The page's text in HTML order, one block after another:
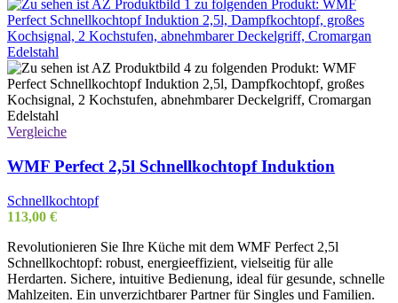
Vergleiche
WMF Perfect 2,5l Schnellkochtopf Induktion
Schnellkochtopf
113,00 €
Revolutionieren Sie Ihre Küche mit dem WMF Perfect 2,5l
Schnellkochtopf: robust, energieeffizient, vielseitig für alle
Herdarten. Sichere, intuitive Bedienung, ideal für gesunde, schnelle
Mahlzeiten. Ein unverzichtbarer Partner für Singles und Familien.